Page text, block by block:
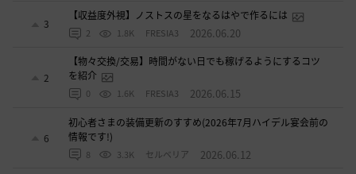
3
【収益度外視】ノストスの星をなるはやで作るには
2 1.8K FRESIA3 2026.06.20
2
【物々交換/交易】時間がない日でも稼げるようにするコツ
を紹介
0 1.6K FRESIA3 2026.06.15
6
初心者さまの装備更新のすすめ(2026年7月ハイデル宴会前の
情報です!)
8 3.3K セルベリア 2026.06.12